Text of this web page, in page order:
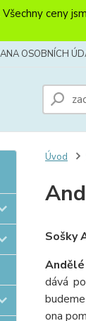
Všechny
OSOBNÍCH
Úvod
Sošky
dává
ona